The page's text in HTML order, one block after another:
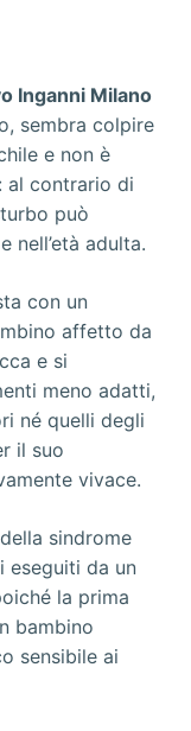
Inganni Milano
sembra colpire
e non è
al contrario di
può
nell’età adulta.
con un
affetto da
e si
meno adatti,
né quelli degli
il suo
vivace.
sindrome
eseguiti da un
la prima
bambino
sensibile ai